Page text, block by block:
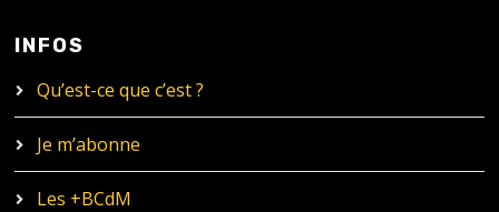
INFOS
Qu’est-ce que c’est ?
Je m’abonne
Les +BCdM